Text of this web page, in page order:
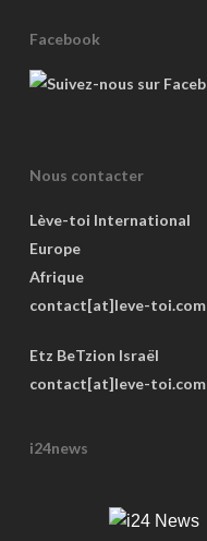
Facebook
Nous contacter
Lève-toi International
Europe
Afrique
contact[at]leve-toi.com
Etz BeTzion Israël
contact[at]leve-toi.com
i24news